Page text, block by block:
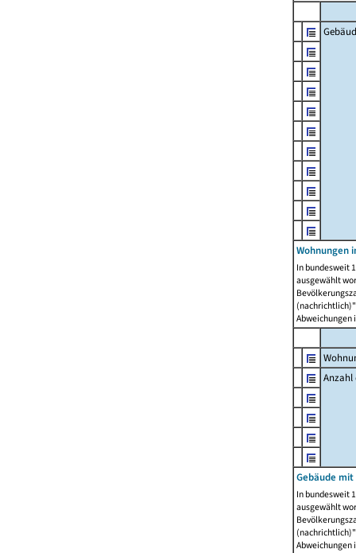
Wohnungen
In bundesweit
ausgewählt
Abweichungen
Anzahl
Gebäude
In bundesweit
ausgewählt
Abweichungen